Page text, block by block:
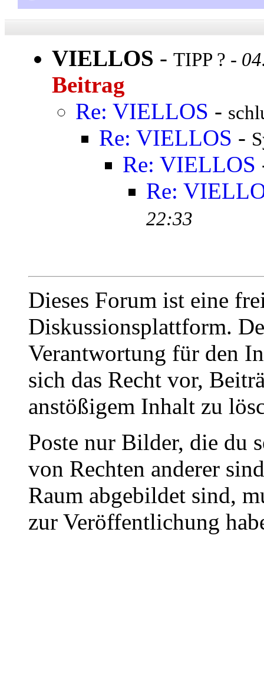
VIELLOS - TIPP ? -
Beitrag
Re: VIELLOS -
Re: VIELLOS -
Re: VIELLOS
Re:
22:33
Dieses Forum ist eine
Diskussionsplattform.
Verantwortung für den
sich das Recht vor,
anstößigem Inhalt zu
Poste nur Bilder, die du
von Rechten anderer
Raum abgebildet sind,
zur Veröffentlichung